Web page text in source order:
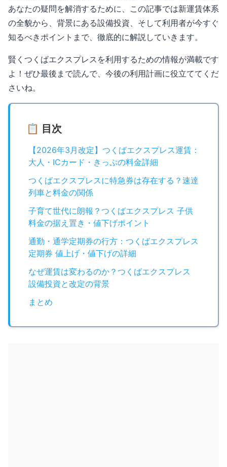
あなたの疑問を解消するために、この記事では新運賃体系
の全貌から、背景にある設備投資、そして利用者が今すぐ
知るべきポイントまで、徹底的に解説していきます。
賢くつくばエクスプレスを利用するための情報が満載です
よ！ぜひ最後まで読んで、今後の利用計画に役立ててくだ
さいね。
📋 目次
【2026年3月改定】つくばエクスプレス運賃：
大人・ICカード・きっぷの料金詳細
つくばエクスプレスに特急券は存在する？速達
列車と料金の関係
子育て世代に朗報？つくばエクスプレス 子供
料金の据え置き・値下げポイント
通勤・通学定期券の行方：つくばエクスプレス
定期券 値上げ・値下げの詳細
なぜ運賃は変わるのか？つくばエクスプレス
設備投資と改定の背景
まとめ